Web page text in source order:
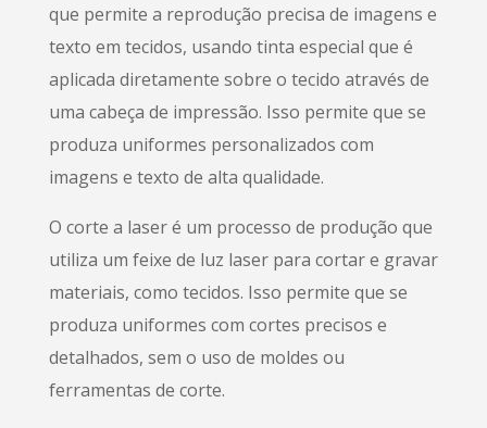
que permite a reprodução precisa de imagens e
texto em tecidos, usando tinta especial que é
aplicada diretamente sobre o tecido através de
uma cabeça de impressão. Isso permite que se
produza uniformes personalizados com
imagens e texto de alta qualidade.
O corte a laser é um processo de produção que
utiliza um feixe de luz laser para cortar e gravar
materiais, como tecidos. Isso permite que se
produza uniformes com cortes precisos e
detalhados, sem o uso de moldes ou
ferramentas de corte.